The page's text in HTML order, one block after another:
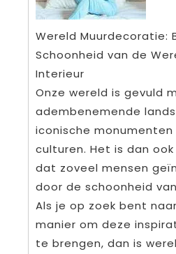
Wereld Muurdecoratie:
Schoonheid van de
Interieur
Onze wereld is gevuld
adembenemende
iconische monumenten
culturen. Het is dan
dat zoveel mensen
door de schoonheid
Als je op zoek bent
manier om deze
te brengen, dan is